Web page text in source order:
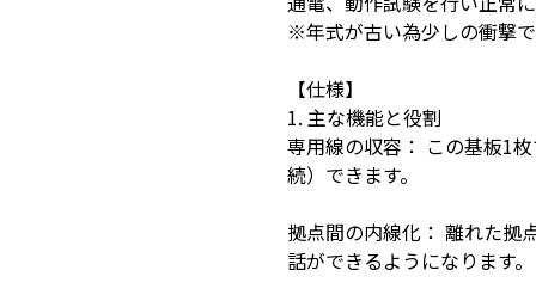
※年式が古い為少しの衝撃
【仕様】
1. 主な機能と役割
専用線の収容： この基板1
続）できます。
拠点間の内線化： 離れた拠
話ができるようになります。